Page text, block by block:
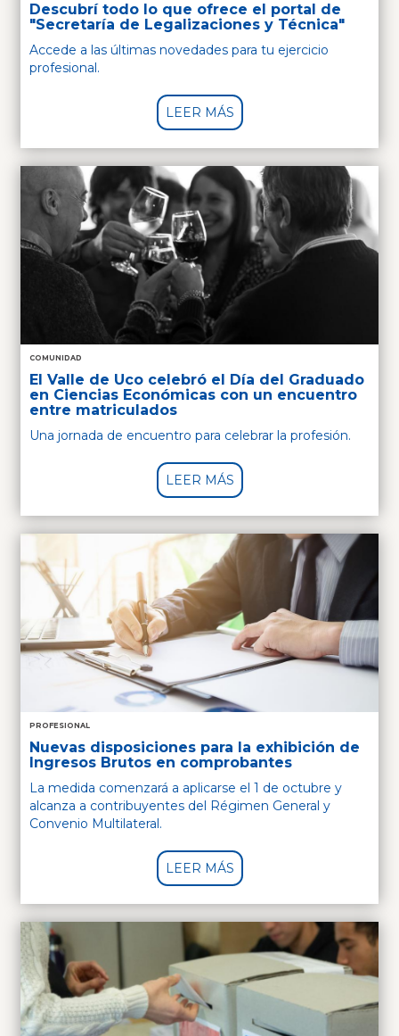
Descubrí todo lo que ofrece el portal de
"Secretaría de Legalizaciones y Técnica"
Accede a las últimas novedades para tu ejercicio
profesional.
LEER MÁS
COMUNIDAD
El Valle de Uco celebró el Día del Graduado
en Ciencias Económicas con un encuentro
entre matriculados
Una jornada de encuentro para celebrar la profesión.
LEER MÁS
PROFESIONAL
Nuevas disposiciones para la exhibición de
Ingresos Brutos en comprobantes
La medida comenzará a aplicarse el 1 de octubre y
alcanza a contribuyentes del Régimen General y
Convenio Multilateral.
LEER MÁS